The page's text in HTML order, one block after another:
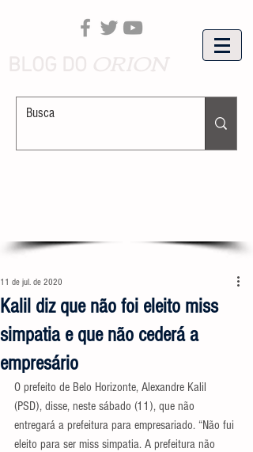
Kalil diz que não foi eleito miss
simpatia e que não cederá a
empresário
11 de jul. de 2020
O prefeito de Belo Horizonte, Alexandre Kalil
(PSD), disse, neste sábado (11), que não
entregará a prefeitura para empresariado. “Não fui
eleito para ser miss simpatia. A prefeitura não